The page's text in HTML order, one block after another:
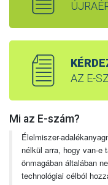
AZ E-
Mi az E-szám?
Élelmiszer-
nélkül arra, hogy van-e
önmagában általában
technológiai célból